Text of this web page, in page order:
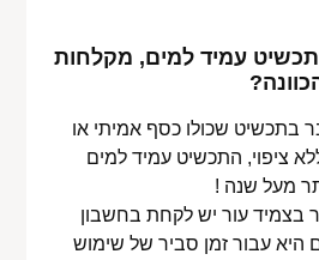
עמיד למים, מקלחות
בתכשיט שכולו כסף אמיתי או
ציפוי, התכשיט עמיד למים
מעל שנה !
בצמיד עור יש לקחת בחשבון
היא עבור זמן סביר של שימוש